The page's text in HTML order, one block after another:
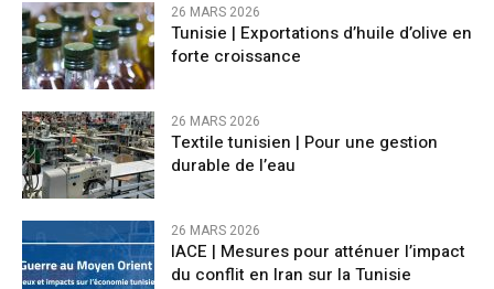
26 MARS 2026
Tunisie | Exportations d’huile d’olive en
forte croissance
26 MARS 2026
Textile tunisien | Pour une gestion
durable de l’eau
26 MARS 2026
IACE | Mesures pour atténuer l’impact
du conflit en Iran sur la Tunisie